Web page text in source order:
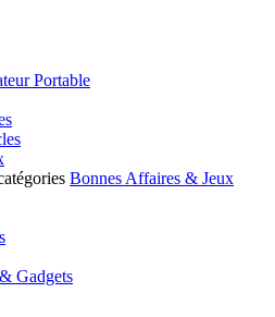
Portable
Bonnes Affaires & Jeux
Gadgets